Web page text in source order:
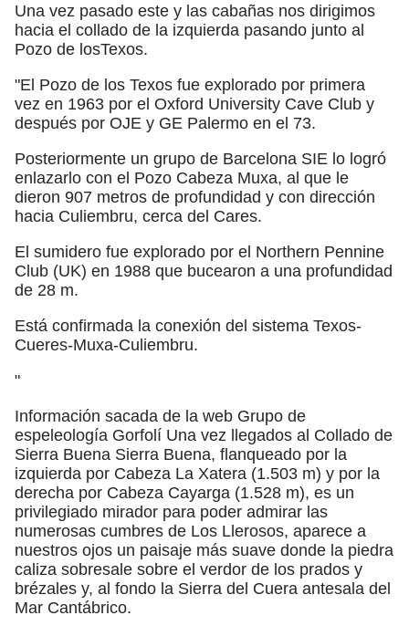
Una vez pasado este y las cabañas nos dirigimos
hacia el collado de la izquierda pasando junto al
Pozo de losTexos.
"El Pozo de los Texos fue explorado por primera
vez en 1963 por el Oxford University Cave Club y
después por OJE y GE Palermo en el 73.
Posteriormente un grupo de Barcelona SIE lo logró
enlazarlo con el Pozo Cabeza Muxa, al que le
dieron 907 metros de profundidad y con dirección
hacia Culiembru, cerca del Cares.
El sumidero fue explorado por el Northern Pennine
Club (UK) en 1988 que bucearon a una profundidad
de 28 m.
Está confirmada la conexión del sistema Texos-
Cueres-Muxa-Culiembru.
"
Información sacada de la web Grupo de
espeleología Gorfolí Una vez llegados al Collado de
Sierra Buena Sierra Buena, flanqueado por la
izquierda por Cabeza La Xatera (1.503 m) y por la
derecha por Cabeza Cayarga (1.528 m), es un
privilegiado mirador para poder admirar las
numerosas cumbres de Los Llerosos, aparece a
nuestros ojos un paisaje más suave donde la piedra
caliza sobresale sobre el verdor de los prados y
brézales y, al fondo la Sierra del Cuera antesala del
Mar Cantábrico.